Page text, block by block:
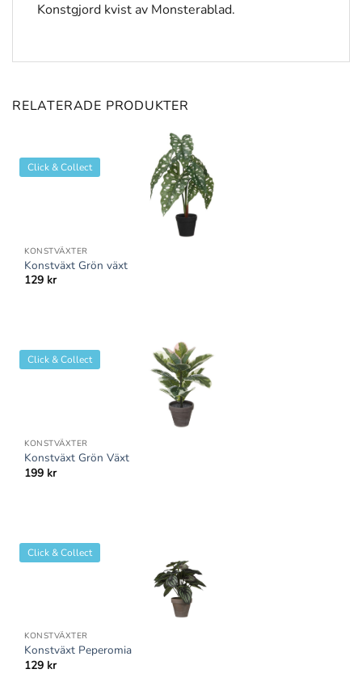
Konstgjord kvist av Monsterablad.
RELATERADE PRODUKTER
Click & Collect
KONSTVÄXTER
Konstväxt Grön växt
129 kr
Click & Collect
KONSTVÄXTER
Konstväxt Grön Växt
199 kr
Click & Collect
KONSTVÄXTER
Konstväxt Peperomia
129 kr